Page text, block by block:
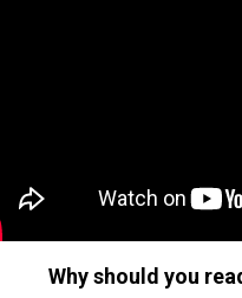
Why should you